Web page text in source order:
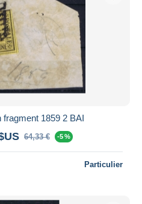
fragment 1859 2 BAI
64,33 € -5 %
Particulier